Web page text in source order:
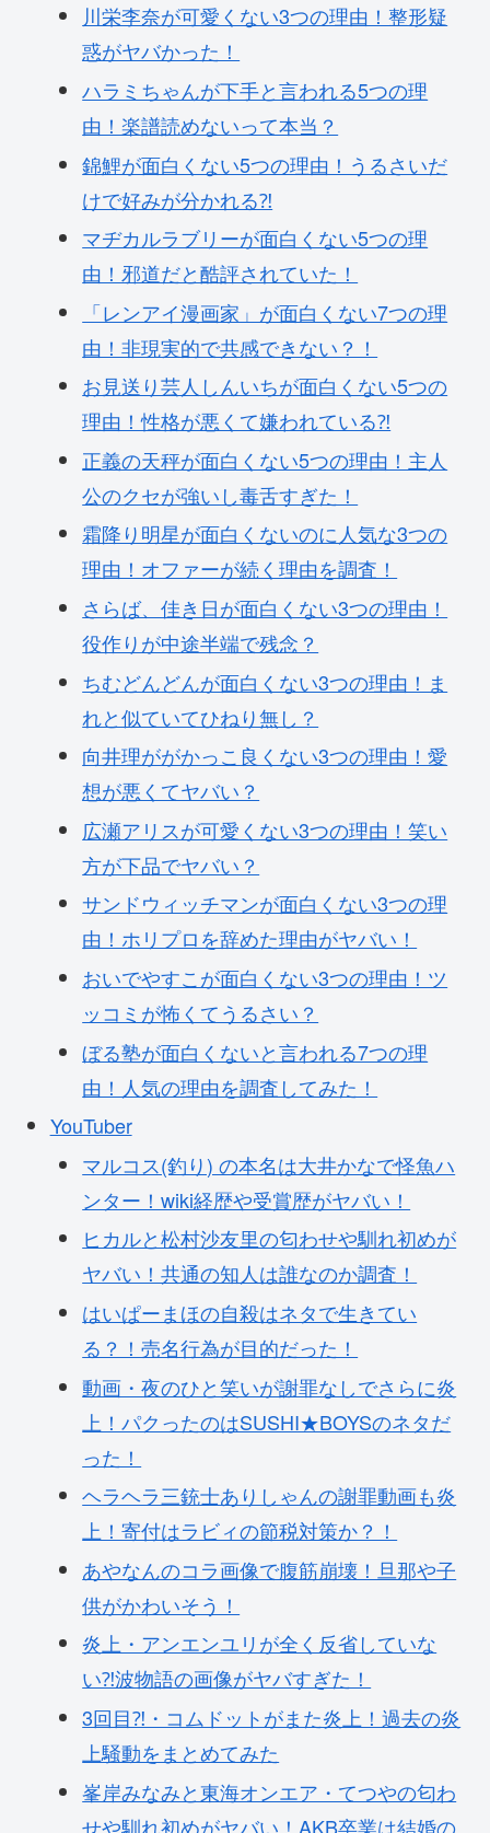
川栄李奈が可愛くない3つの理由！整形疑
惑がヤバかった！
ハラミちゃんが下手と言われる5つの理
由！楽譜読めないって本当？
錦鯉が面白くない5つの理由！うるさいだ
けで好みが分かれる⁈
マヂカルラブリーが面白くない5つの理
由！邪道だと酷評されていた！
「レンアイ漫画家」が面白くない7つの理
由！非現実的で共感できない？！
お見送り芸人しんいちが面白くない5つの
理由！性格が悪くて嫌われている⁈
正義の天秤が面白くない5つの理由！主人
公のクセが強いし毒舌すぎた！
霜降り明星が面白くないのに人気な3つの
理由！オファーが続く理由を調査！
さらば、佳き日が面白くない3つの理由！
役作りが中途半端で残念？
ちむどんどんが面白くない3つの理由！ま
れと似ていてひねり無し？
向井理ががかっこ良くない3つの理由！愛
想が悪くてヤバい？
広瀬アリスが可愛くない3つの理由！笑い
方が下品でヤバい？
サンドウィッチマンが面白くない3つの理
由！ホリプロを辞めた理由がヤバい！
おいでやすこが面白くない3つの理由！ツ
ッコミが怖くてうるさい？
ぼる塾が面白くないと言われる7つの理
由！人気の理由を調査してみた！
YouTuber
マルコス(釣り) の本名は大井かなで怪魚ハ
ンター！wiki経歴や受賞歴がヤバい！
ヒカルと松村沙友里の匂わせや馴れ初めが
ヤバい！共通の知人は誰なのか調査！
はいぱーまほの自殺はネタで生きてい
る？！売名行為が目的だった！
動画・夜のひと笑いが謝罪なしでさらに炎
上！パクったのはSUSHI★BOYSのネタだ
った！
ヘラヘラ三銃士ありしゃんの謝罪動画も炎
上！寄付はラビィの節税対策か？！
あやなんのコラ画像で腹筋崩壊！旦那や子
供がかわいそう！
炎上・アンエンユリが全く反省していな
い⁈波物語の画像がヤバすぎた！
3回目⁈・コムドットがまた炎上！過去の炎
上騒動をまとめてみた
峯岸みなみと東海オンエア・てつやの匂わ
せや馴れ初めがヤバい！AKB卒業は結婚の